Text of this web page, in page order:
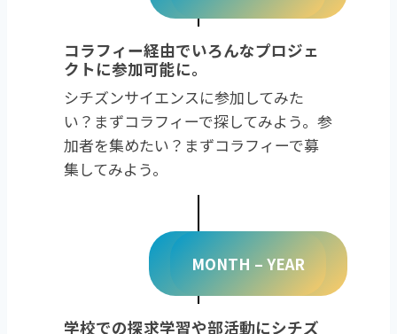
コラフィー経由でいろんなプロジェ
クトに参加可能に。
シチズンサイエンスに参加してみた
い？まずコラフィーで探してみよう。参
加者を集めたい？まずコラフィーで募
集してみよう。
MONTH – YEAR
学校での探求学習や部活動にシチズ